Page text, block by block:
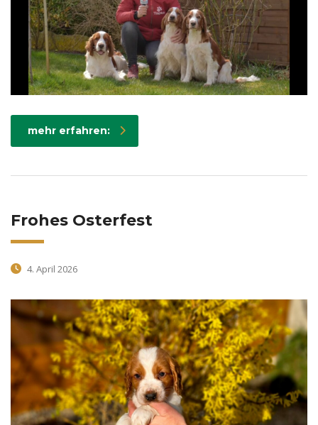
mehr erfahren:
Frohes Osterfest
4. April 2026